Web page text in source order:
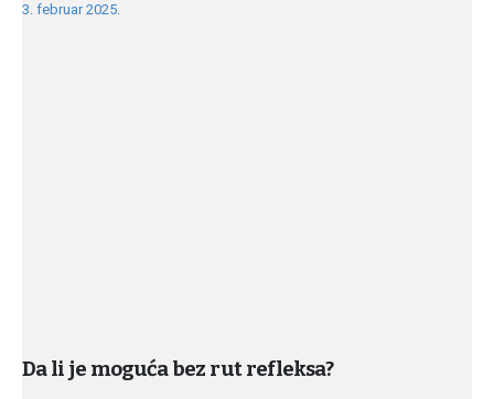
3. februar 2025.
Da li je moguća bez rut refleksa?